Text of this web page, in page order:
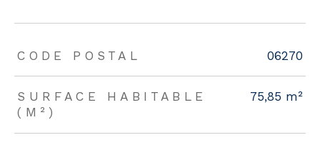
TRAD_ZEPHYR_Caracteristique TRAD_ZEPHYR_Valeurs
CODE POSTAL 06270
SURFACE HABITABLE
(M²)
75,85 m²